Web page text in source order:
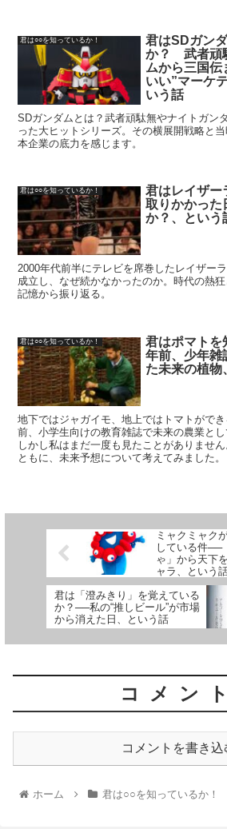
君は○○を知っているか！
君はSDガン
か？ 武者頑
ムから三国伝
いい”マーケ
いう話
SDガンダムとは？武者頑駄無やナイトガン
った大ヒットシリーズ。その横展開戦略と
本企業の底力を感じます。
君は○○を知っているか！
君はレイザー
取りかかった
か？、という
2000年代前半にテレビを席巻したレイザー
成立し、なぜ続かなかったのか。時代の熱
記憶から振り返る。
君は○○を知っているか！
君はポマト
年前、少年雑
た未来の植物
地下ではジャガイモ、地上ではトマトがで
前、小学生向けの教育雑誌で未来の農業とし
しかし私はまだ一度も見たことがありませ
ともに、未来予想について考えてみました。
ミャクミャク
している件──
ゃ」から天下
ャラ、という
君は「澄みきり」を覚えている
か？──私の“推しビール”が市場
から消えた日、という話
コメント
コメントを書き込
ホーム 君は○○を知っているか！